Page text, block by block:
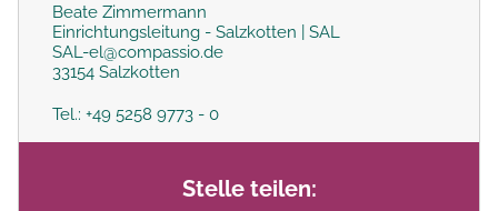
Beate Zimmermann
Einrichtungsleitung - Salzkotten | SAL
SAL-el@compassio.de
33154 Salzkotten
Tel.: +49 5258 9773 - 0
Stelle teilen: